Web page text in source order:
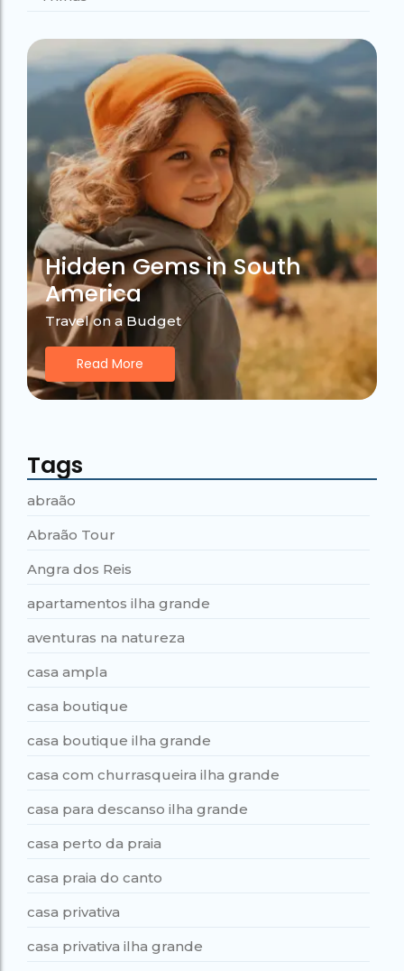
Hidden Gems in South
America
Travel on a Budget
Read More
Tags
abraão
Abraão Tour
Angra dos Reis
apartamentos ilha grande
aventuras na natureza
casa ampla
casa boutique
casa boutique ilha grande
casa com churrasqueira ilha grande
casa para descanso ilha grande
casa perto da praia
casa praia do canto
casa privativa
casa privativa ilha grande